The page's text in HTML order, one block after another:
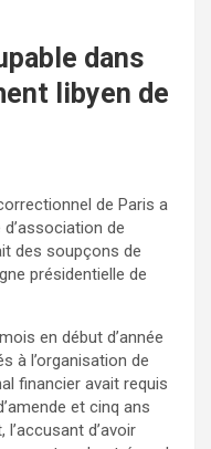
dans
libyen de
de Paris a
de
des soupçons de
présidentielle de
en début d’année
à l’organisation de
financier avait requis
et cinq ans
l’accusant d’avoir